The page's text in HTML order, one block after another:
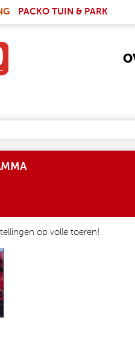
PACKO TUIN & PARK
op volle toeren!